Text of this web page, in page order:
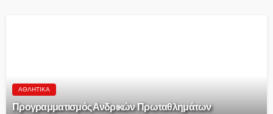
ΑΘΛΗΤΙΚΆ
Προγραμματισμός Ανδρικών Πρωταθλημάτων